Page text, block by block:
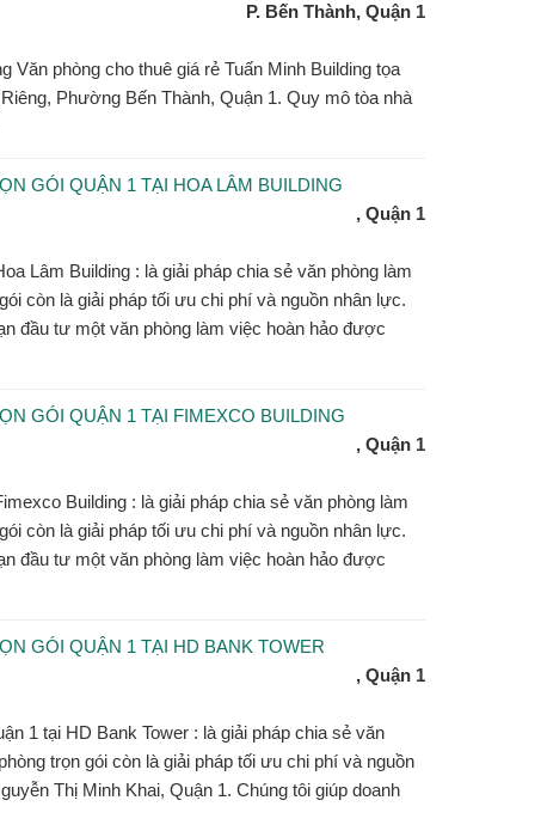
P. Bến Thành, Quận 1
Văn phòng cho thuê giá rẻ Tuấn Minh Building tọa
Phường Bến Thành, Quận 1. Quy mô tòa nhà
GÓI QUẬN 1 TẠI HOA LÂM BUILDING
, Quận 1
Lâm Building : là giải pháp chia sẻ văn phòng làm
còn là giải pháp tối ưu chi phí và nguồn nhân lực.
đầu tư một văn phòng làm việc hoàn hảo được
GÓI QUẬN 1 TẠI FIMEXCO BUILDING
, Quận 1
Building : là giải pháp chia sẻ văn phòng làm
còn là giải pháp tối ưu chi phí và nguồn nhân lực.
đầu tư một văn phòng làm việc hoàn hảo được
GÓI QUẬN 1 TẠI HD BANK TOWER
, Quận 1
1 tại HD Bank Tower : là giải pháp chia sẻ văn
trọn gói còn là giải pháp tối ưu chi phí và nguồn
Thị Minh Khai, Quận 1. Chúng tôi giúp doanh